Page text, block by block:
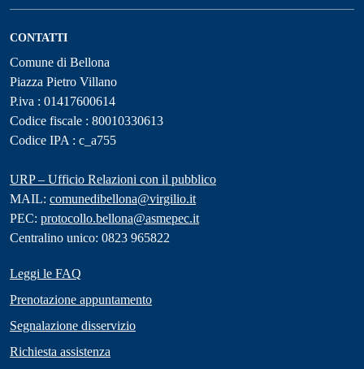
CONTATTI
Comune di Bellona
Piazza Pietro Villano
P.iva : 01417600614
Codice fiscale : 80010330613
Codice IPA : c_a755
URP – Ufficio Relazioni con il pubblico
MAIL: comunedibellona@virgilio.it
PEC: protocollo.bellona@asmepec.it
Centralino unico: 0823 965822
Leggi le FAQ
Prenotazione appuntamento
Segnalazione disservizio
Richiesta assistenza